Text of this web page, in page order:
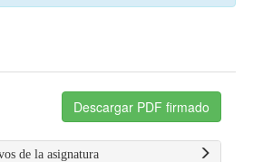
Descargar PDF firmado
de la asignatura